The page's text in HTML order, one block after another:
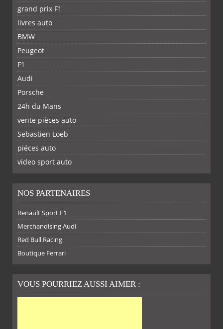
PARTAGERPARTAGER
FACEBOOKTWITTER
grand prix F1
livres auto
BMW
Peugeot
F1
Audi
Porsche
24h du Mans
vente pièces auto
Sebastien Loeb
piéces auto
video sport auto
NOS PARTENAIRES
Renault Sport F1
Merchandising Audi
Red Bull Racing
Boutique Ferrari
VOUS POURRIEZ AUSSI AIMER :